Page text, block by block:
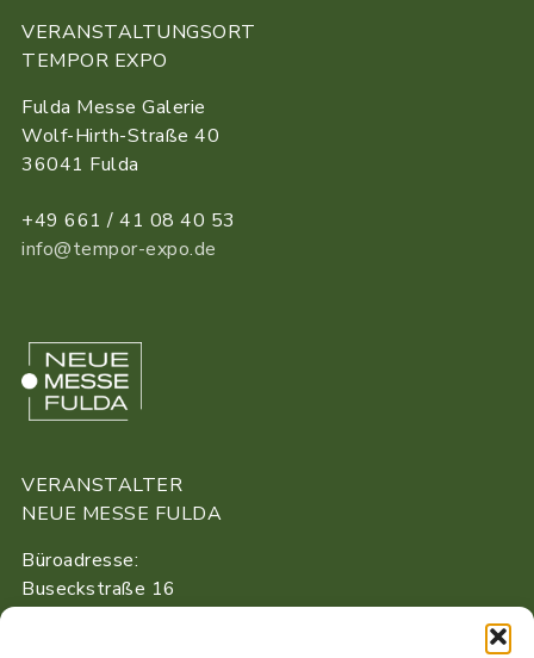
VERANSTALTUNGSORT
TEMPOR EXPO
Fulda Messe Galerie
Wolf-Hirth-Straße 40
36041 Fulda
+49 661 / 41 08 40 53
info@tempor-expo.de
VERANSTALTER
NEUE MESSE FULDA
Büroadresse:
Buseckstraße 16